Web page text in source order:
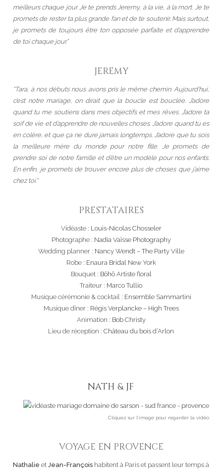
meilleurs chaque jour. Je te prends Jeremy, à la vie, à la mort. Je te
promets de rester ta plus grande fan et de te soutenir. Mais surtout,
je promets de toujours être ton opposée parfaite et d’apprendre
de toi chaque jour.”
JEREMY
“Tara, à nos débuts nous avons pris le même chemin. Aujourd’hui,
c’est notre mariage, on dirait que la boucle est bouclée. J’adore
quand tu me soutiens dans mes objectifs et mes rêves. J’adore ta
soif de vie et d’apprendre de nouvelles choses. J’adore quand tu es
en colère, et que ça ne dure jamais longtemps. J’adore que tu sois
la meilleure mère du monde pour notre fille. Je promets de
prendre soi de notre famille et d’être un modèle pour nos enfants.
En enfin, je promets de trouver encore plus de choses que j’aime
chez toi.”
PRESTATAIRES
Vidéaste : Louis-Nicolas Chosseler
Photographe : Nadia Vaïsse Photography
Wedding planner : Nancy Wendt – The Party Ville
Robe : Enaura Bridal New York
Bouquet : Böhö Artiste floral
Traiteur : Marco Tullio
Musique cérémonie & cocktail : Ensemble Sammartini
Musique dîner : Régis Verplancke – High Trees
Animation : Bob Christy
Lieu de réception : Château du bois d’Arlon
NATH & JF
Cliquez sur l’image pour regarder la vidéo
VOYAGE EN PROVENCE
Nathalie et Jean-François habitent à Paris et passent leur temps à